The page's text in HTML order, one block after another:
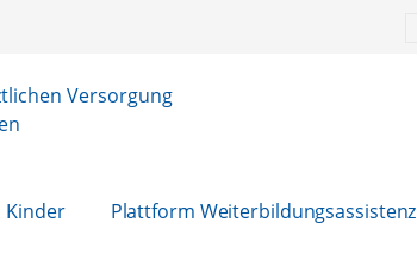
Versorgung
Kinder Plattform Weiterbildungsassistenz